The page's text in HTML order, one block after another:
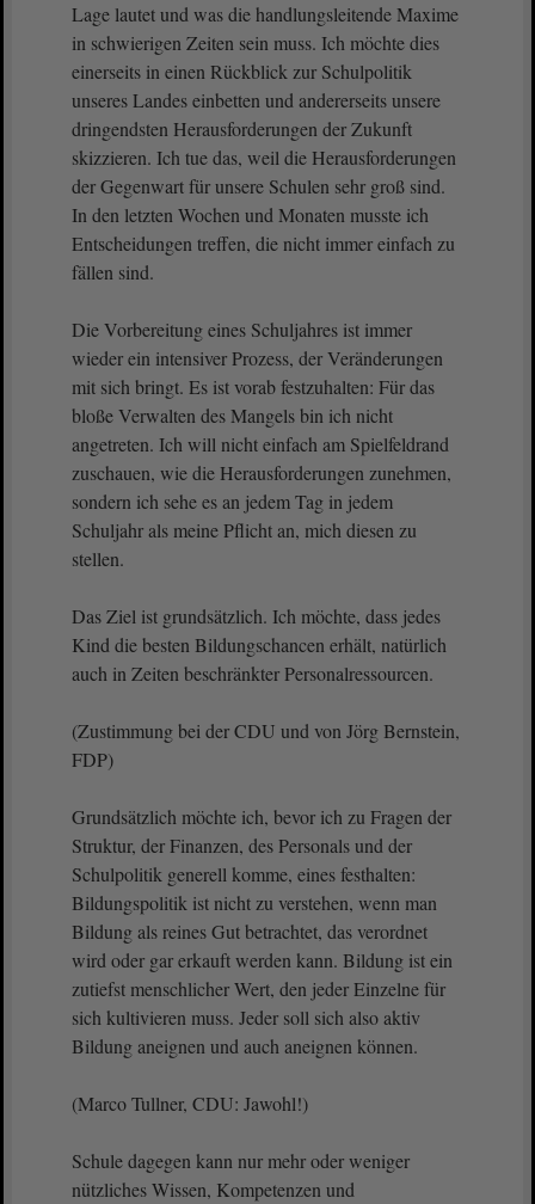
Lage lautet und was die handlungsleitende Maxime
in schwierigen Zeiten sein muss. Ich möchte dies
einerseits in einen Rückblick zur Schulpolitik
unseres Landes einbetten und andererseits unsere
dringendsten Herausforderungen der Zukunft
skizzieren. Ich tue das, weil die Herausforderungen
der Gegenwart für unsere Schulen sehr groß sind.
In den letzten Wochen und Monaten musste ich
Entscheidungen treffen, die nicht immer einfach zu
fällen sind.
Die Vorbereitung eines Schuljahres ist immer
wieder ein intensiver Prozess, der Veränderungen
mit sich bringt. Es ist vorab festzuhalten: Für das
bloße Verwalten des Mangels bin ich nicht
angetreten. Ich will nicht einfach am Spielfeldrand
zuschauen, wie die Herausforderungen zunehmen,
sondern ich sehe es an jedem Tag in jedem
Schuljahr als meine Pflicht an, mich diesen zu
stellen.
Das Ziel ist grundsätzlich. Ich möchte, dass jedes
Kind die besten Bildungschancen erhält, natürlich
auch in Zeiten beschränkter Personalressourcen.
(Zustimmung bei der CDU und von Jörg Bernstein,
FDP)
Grundsätzlich möchte ich, bevor ich zu Fragen der
Struktur, der Finanzen, des Personals und der
Schulpolitik generell komme, eines festhalten:
Bildungspolitik ist nicht zu verstehen, wenn man
Bildung als reines Gut betrachtet, das verordnet
wird oder gar erkauft werden kann. Bildung ist ein
zutiefst menschlicher Wert, den jeder Einzelne für
sich kultivieren muss. Jeder soll sich also aktiv
Bildung aneignen und auch aneignen können.
(Marco Tullner, CDU: Jawohl!)
Schule dagegen kann nur mehr oder weniger
nützliches Wissen, Kompetenzen und